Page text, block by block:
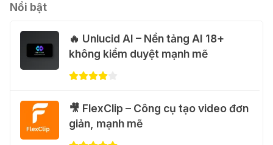
🐈 Nhận miễn phí 30 video AI + 100
hình ảnh mỗi ngày với Dola.com
31 Thg 07 2026
🎁 Hướng dẫn nhận Google Plus 12
tháng miễn phí
28 Thg 07 2026
Nổi bật
🔥 Unlucid AI – Nền tảng AI 18+
không kiểm duyệt mạnh mẽ
🎥 FlexClip – Công cụ tạo video đơn
giản, mạnh mẽ